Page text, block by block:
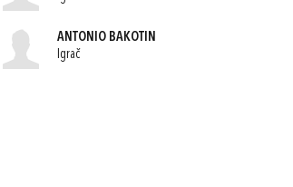
ANTONIO BAKOTIN
Igrač